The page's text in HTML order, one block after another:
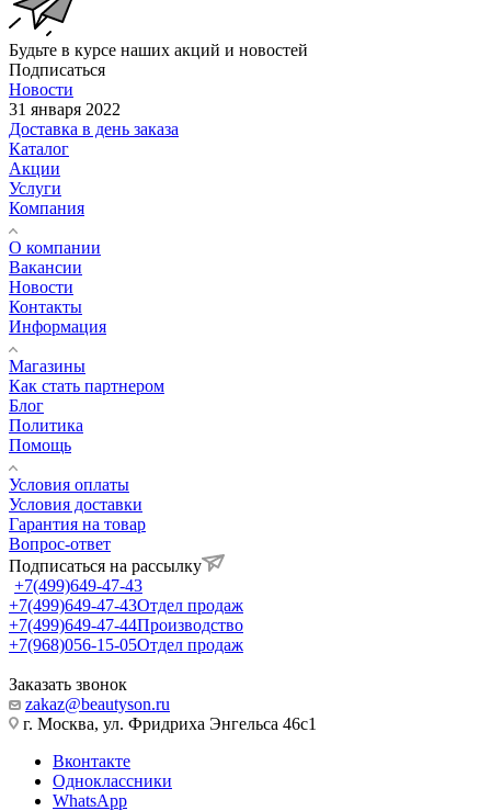
Будьте в курсе наших акций и новостей
Подписаться
Новости
31 января 2022
Доставка в день заказа
Каталог
Акции
Услуги
Компания
О компании
Вакансии
Новости
Контакты
Информация
Магазины
Как стать партнером
Блог
Политика
Помощь
Условия оплаты
Условия доставки
Гарантия на товар
Вопрос-ответ
Подписаться на рассылку
+7(499)649-47-43
+7(499)649-47-43Отдел продаж
+7(499)649-47-44Производство
+7(968)056-15-05Отдел продаж
Заказать звонок
zakaz@beautyson.ru
г. Москва, ул. Фридриха Энгельса 46с1
Вконтакте
Одноклассники
WhatsApp